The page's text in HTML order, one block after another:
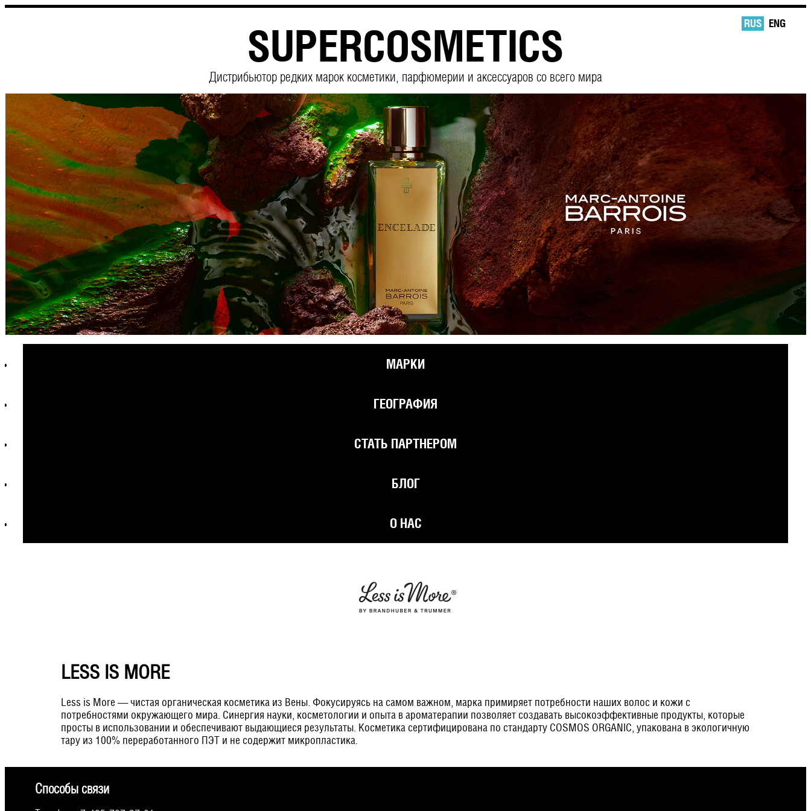
RUS ENG
SUPERCOSMETICS
Дистрибьютор редких марок косметики, парфюмерии и аксессуаров со всего мира
МАРКИ
ГЕОГРАФИЯ
СТАТЬ ПАРТНЕРОМ
БЛОГ
О НАС
LESS IS MORE
Less is More — чистая органическая косметика из Вены. Фокусируясь на самом важном, марка примиряет потребности наших волос и кожи с
потребностями окружающего мира. Синергия науки, косметологии и опыта в ароматерапии позволяет создавать высокоэффективные продукты, которые
просты в использовании и обеспечивают выдающиеся результаты. Косметика сертифицирована по стандарту COSMOS ORGANIC, упакована в экологичную
тару из 100% переработанного ПЭТ и не содержит микропластика.
Способы связи